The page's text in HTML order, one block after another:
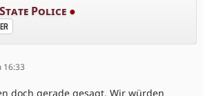
Police ●
16:33
doch gerade gesagt. Wir würden